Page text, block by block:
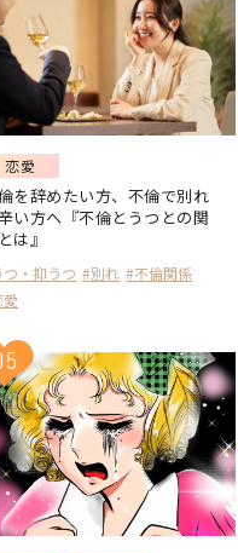
#出会い
#関係不安
なる
#恋愛
#友人関係
#親子関係
恋愛
を辞めたい方、不倫で別れ
い方へ『不倫とうつとの関
は』
・抑うつ #別れ #不倫関係